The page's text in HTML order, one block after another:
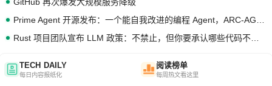
TECH DAILY
每日内容报纸化
阅读榜单
每周热文看这里